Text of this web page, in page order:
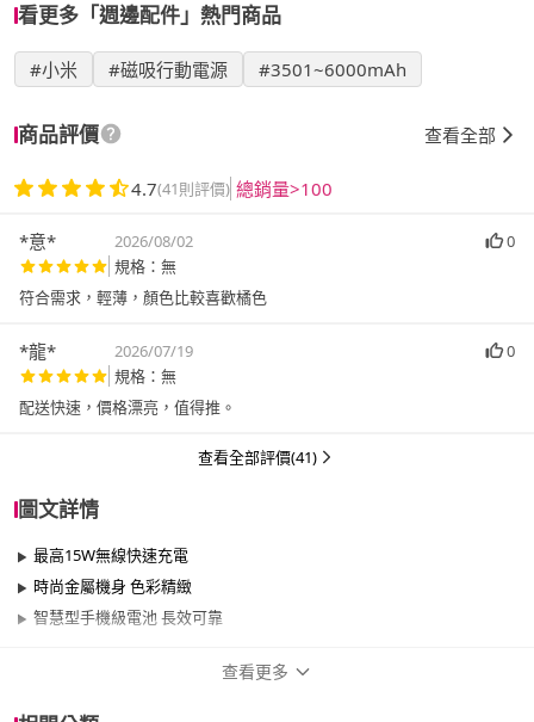
看更多「週邊配件」熱門商品
#小米 #磁吸行動電源 #3501~6000mAh
商品評價 查看全部
4.7(41則評價) 總銷量>100
*意* 2026/08/02
0
規格：無
符合需求，輕薄，顏色比較喜歡橘色
*龍* 2026/07/19
0
規格：無
配送快速，價格漂亮，值得推。
查看全部評價(41)
圖文詳情
最高15W無線快速充電
時尚金屬機身 色彩精緻
智慧型手機級電池 長效可靠
查看更多